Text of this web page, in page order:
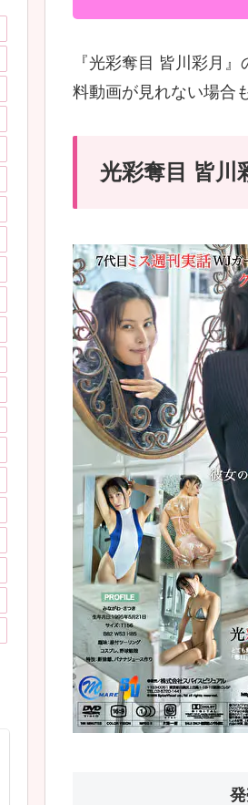
『光彩奪目 皆川彩月
料動画が見れない場合
光彩奪目 皆川